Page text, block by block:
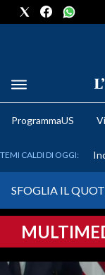
METEO
CRONACA
ProgrammaUS
TEMI CALDI DI OGGI:
SFOGLIA IL